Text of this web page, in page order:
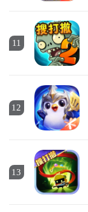
11
12
13